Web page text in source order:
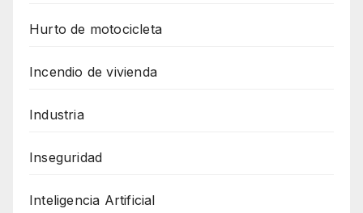
Hurto de motocicleta
Incendio de vivienda
Industria
Inseguridad
Inteligencia Artificial